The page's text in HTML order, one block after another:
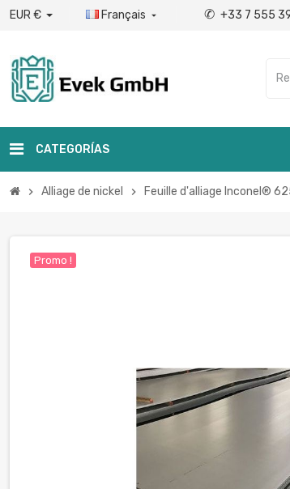
EUR € Français  ✆ +33 7 555
CATEGORÍAS
chevron_right Alliage de nickel chevron_right Feuille d'alliage Inconel®
Promo !